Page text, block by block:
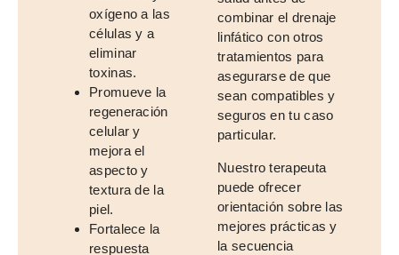
oxígeno a las
células y a
eliminar
toxinas.
Promueve la
regeneración
celular y
mejora el
aspecto y
textura de la
piel.
Fortalece la
respuesta
combinar el drenaje
linfático con otros
tratamientos para
asegurarse de que
sean compatibles y
seguros en tu caso
particular.
Nuestro terapeuta
puede ofrecer
orientación sobre las
mejores prácticas y
la secuencia